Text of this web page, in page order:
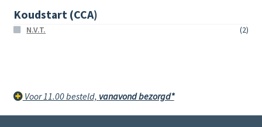
Koudstart (CCA)
N.V.T. (2)
Voor 11.00 besteld, vanavond bezorgd*